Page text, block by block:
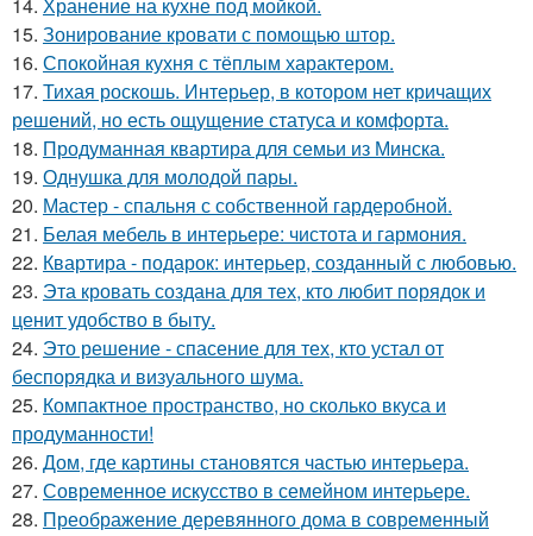
15. Зонирование кровати с помощью штор.
16. Спокойная кухня с тёплым характером.
17. Тихая роскошь. Интерьер, в котором нет кричащих
решений, но есть ощущение статуса и комфорта.
18. Продуманная квартира для семьи из Минска.
19. Однушка для молодой пары.
20. Мастер - спальня с собственной гардеробной.
21. Белая мебель в интерьере: чистота и гармония.
22. Квартира - подарок: интерьер, созданный с любовью.
23. Эта кровать создана для тех, кто любит порядок и
ценит удобство в быту.
24. Это решение - спасение для тех, кто устал от
беспорядка и визуального шума.
25. Компактное пространство, но сколько вкуса и
продуманности!
26. Дом, где картины становятся частью интерьера.
27. Современное искусство в семейном интерьере.
28. Преображение деревянного дома в современный